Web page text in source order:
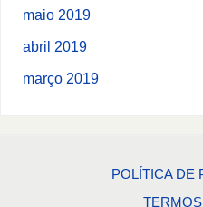
maio 2019
abril 2019
março 2019
POLÍTICA DE